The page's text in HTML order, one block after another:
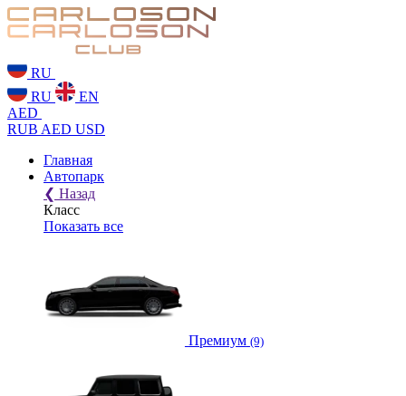
RU
RU
EN
AED
RUB AED USD
Главная
Автопарк
❮ Назад
Класс
Показать все
Премиум (9)